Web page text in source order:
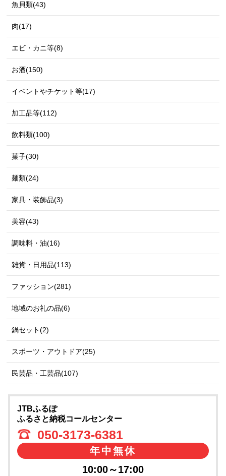
魚貝類(43)
肉(17)
エビ・カニ等(8)
お酒(150)
イベントやチケット等(17)
加工品等(112)
飲料類(100)
菓子(30)
麺類(24)
家具・装飾品(3)
美容(43)
調味料・油(16)
雑貨・日用品(113)
ファッション(281)
地域のお礼の品(6)
鍋セット(2)
スポーツ・アウトドア(25)
民芸品・工芸品(107)
JTBふるぽ
ふるさと納税コールセンター
050-3173-6381
年中無休
10:00～17:00